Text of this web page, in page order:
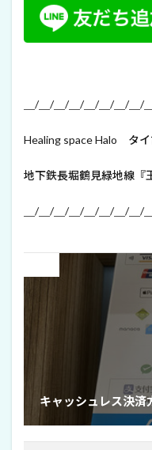
＿/＿/＿/＿/＿/＿/＿/＿/
Healing space Halo タ
地下鉄長堀鶴見緑地線『
＿/＿/＿/＿/＿/＿/＿/＿/
キャッシュレス決済